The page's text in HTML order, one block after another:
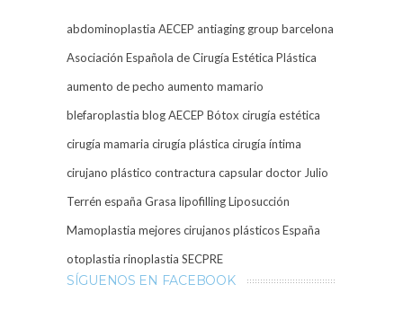
abdominoplastia AECEP antiaging group barcelona
Asociación Española de Cirugía Estética Plástica
aumento de pecho aumento mamario
blefaroplastia blog AECEP Bótox cirugía estética
cirugía mamaria cirugía plástica cirugía íntima
cirujano plástico contractura capsulardoctor Julio
Terrén españa Grasa lipofillingLiposucción
Mamoplastia mejores cirujanos plásticos España
otoplastia rinoplastia SECPRE
SÍGUENOS EN FACEBOOK